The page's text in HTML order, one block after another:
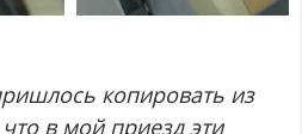
копировать из
в мой приезд эти